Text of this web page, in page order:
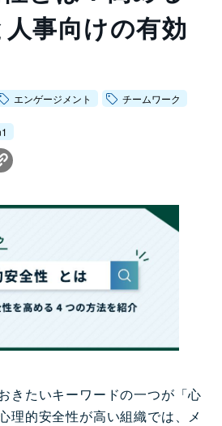
お問い合わせ
事向けの有効
エンゲージメント チームワーク
きたいキーワードの一つが「心
理的安全性が高い組織では、メ